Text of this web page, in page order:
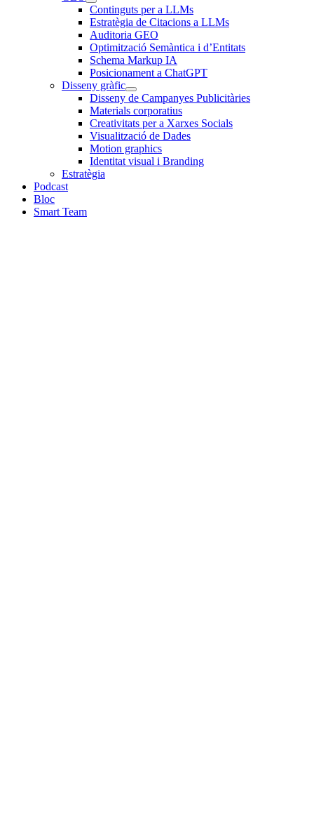
Continguts per a LLMs
Estratègia de Citacions a LLMs
Auditoria GEO
Optimització Semàntica i d’Entitats
Schema Markup IA
Posicionament a ChatGPT
Disseny gràfic
Disseny de Campanyes Publicitàries
Materials corporatius
Creativitats per a Xarxes Socials
Visualització de Dades
Motion graphics
Identitat visual i Branding
Estratègia
Podcast
Bloc
Smart Team